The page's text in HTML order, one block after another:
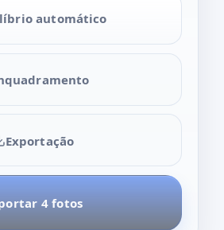
automático
4 fotos
Exportação